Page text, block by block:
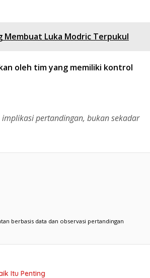
Membuat Luka Modric Terpukul
oleh tim yang memiliki kontrol
pertandingan, bukan sekadar
berbasis data dan observasi pertandingan
Itu Penting